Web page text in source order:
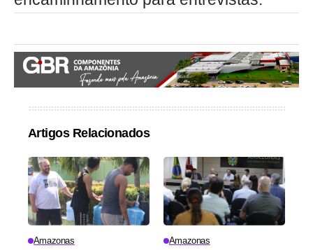
Artigos Relacionados
Amazonas Amazonas